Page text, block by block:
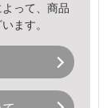
って、商品
ます。